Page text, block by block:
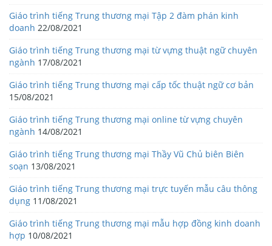
Giáo trình tiếng Trung thương mại Tập 2 đàm phán kinh
doanh 22/08/2021
Giáo trình tiếng Trung thương mại từ vựng thuật ngữ chuyên
ngành 17/08/2021
Giáo trình tiếng Trung thương mại cấp tốc thuật ngữ cơ bản
15/08/2021
Giáo trình tiếng Trung thương mại online từ vựng chuyên
ngành 14/08/2021
Giáo trình tiếng Trung thương mại Thầy Vũ Chủ biên Biên
soạn 13/08/2021
Giáo trình tiếng Trung thương mại trực tuyến mẫu câu thông
dụng 11/08/2021
Giáo trình tiếng Trung thương mại mẫu hợp đồng kinh doanh
hợp 10/08/2021